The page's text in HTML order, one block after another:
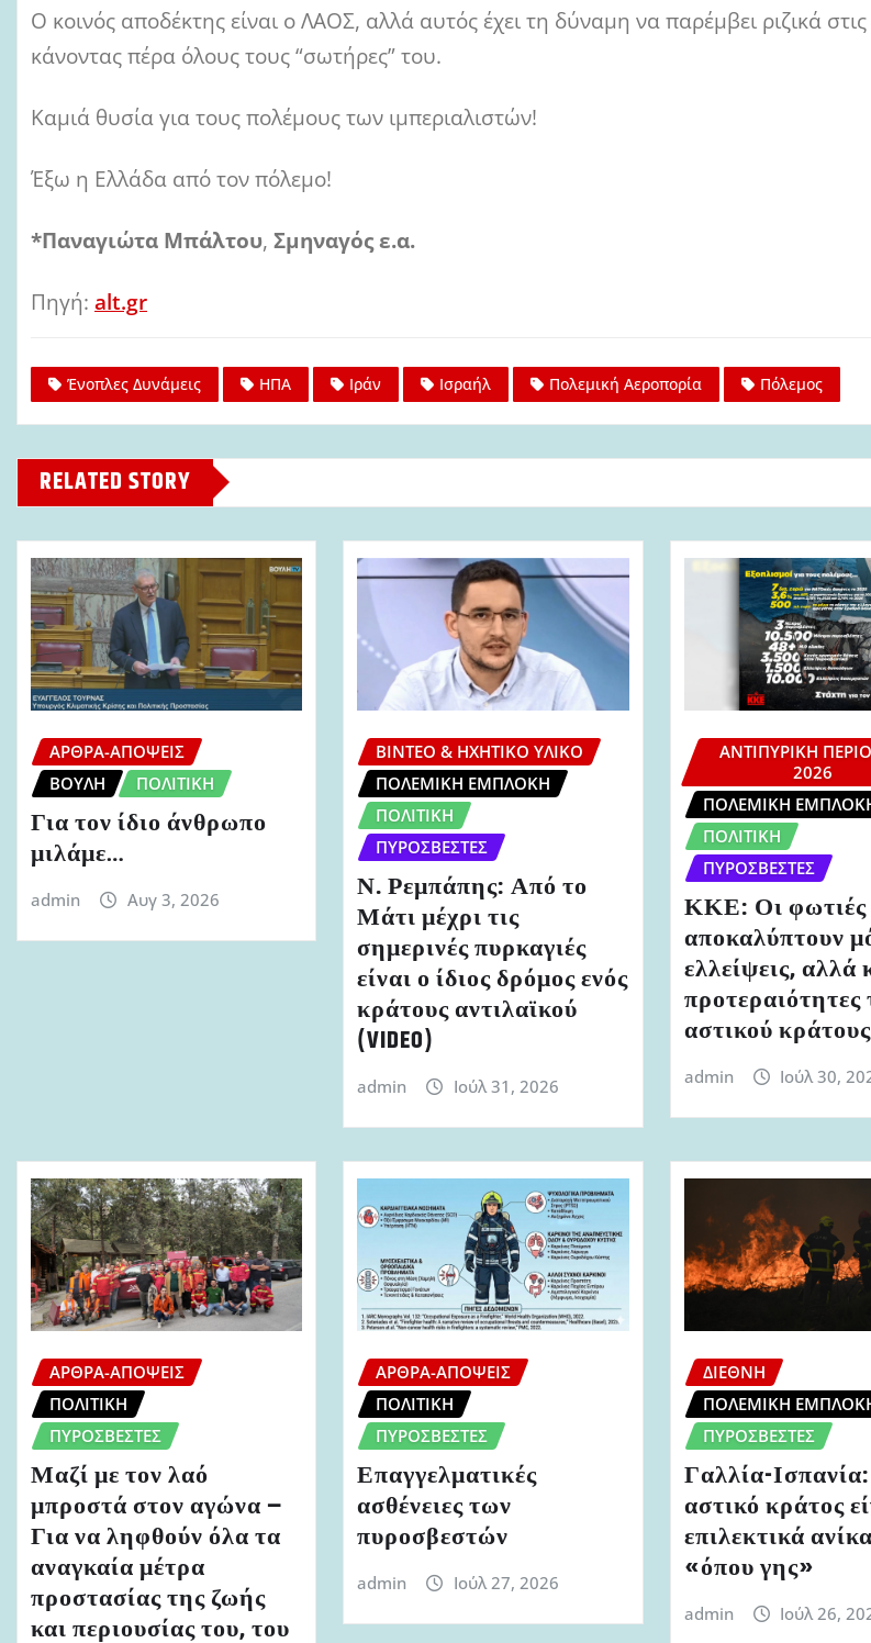
Ο κοινός αποδέκτης είναι ο ΛΑΟΣ, αλλά αυτός έχει τη δύναμη να παρέμβει ριζικά στις
κάνοντας πέρα όλους τους “σωτήρες” του.
Καμιά θυσία για τους πολέμους των ιμπεριαλιστών!
Έξω η Ελλάδα από τον πόλεμο!
*Παναγιώτα Μπάλτου, Σμηναγός ε.α.
Πηγή: alt.gr
Ένοπλες Δυνάμεις ΗΠΑ Ιράν Ισραήλ Πολεμική Αεροπορία Πόλεμος
RELATED STORY
ΆΡΘΡΑ-ΑΠΌΨΕΙΣ
ΒΟΥΛΉ
ΠΟΛΙΤΙΚΉ
Για τον ίδιο άνθρωπο
μιλάμε…
admin Αυγ 3, 2026
ΒΊΝΤΕΟ & ΗΧΗΤΙΚΌ ΥΛΙΚΌ
ΠΟΛΕΜΙΚΉ ΕΜΠΛΟΚΉ
ΠΟΛΙΤΙΚΉ
ΠΥΡΟΣΒΈΣΤΕΣ
Ν. Ρεμπάπης: Από το
Μάτι μέχρι τις
σημερινές πυρκαγιές
είναι ο ίδιος δρόμος ενός
κράτους αντιλαϊκού
(VIDEO)
admin Ιούλ 31, 2026
ΑΝΤΙΠΥΡΙΚΉ
2026
ΠΟΛΕΜΙΚΉ
ΠΟΛΙΤΙΚΉ
ΠΥΡΟΣΒΈΣΤΕΣ
ΚΚΕ: Οι φωτιές
αποκαλύπτουν
ελλείψεις, αλλά
προτεραιότητες
αστικού κράτους
admin Ιούλ 30,
ΆΡΘΡΑ-ΑΠΌΨΕΙΣ
ΠΟΛΙΤΙΚΉ
ΠΥΡΟΣΒΈΣΤΕΣ
Μαζί με τον λαό
μπροστά στον αγώνα –
Για να ληφθούν όλα τα
αναγκαία μέτρα
προστασίας της ζωής
και περιουσίας του, του
ΆΡΘΡΑ-ΑΠΌΨΕΙΣ
ΠΟΛΙΤΙΚΉ
ΠΥΡΟΣΒΈΣΤΕΣ
Επαγγελματικές
ασθένειες των
πυροσβεστών
admin Ιούλ 27, 2026
ΔΙΕΘΝΉ
ΠΟΛΕΜΙΚΉ
ΠΥΡΟΣΒΈΣΤΕΣ
Γαλλία-
αστικό κράτος
επιλεκτικά
«όπου γης»
admin Ιούλ 26,